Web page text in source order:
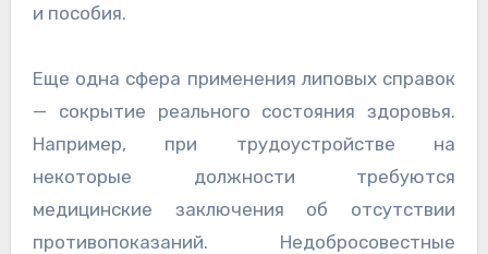
и пособия.
Еще одна сфера применения липовых справок
— сокрытие реального состояния здоровья.
Например, при трудоустройстве на
некоторые должности требуются
медицинские заключения об отсутствии
противопоказаний. Недобросовестные